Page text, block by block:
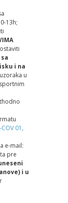
13h;
sa
i na
u
01,
e-mail:
pre
i u